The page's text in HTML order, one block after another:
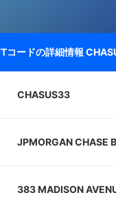
コードの詳細情報
CHASUS33
JPMORGAN CHASE
383 MADISON